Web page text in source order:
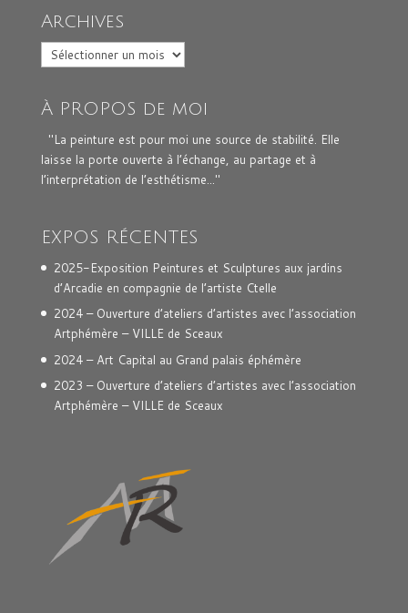
Archives
Archives
À PROPOS de moi
"La peinture est pour moi une source de stabilité. Elle
laisse la porte ouverte à l’échange, au partage et à
l’interprétation de l’esthétisme..."
EXPOS RÉCENTES
2025-Exposition Peintures et Sculptures aux jardins
d’Arcadie en compagnie de l’artiste Ctelle
2024 – Ouverture d’ateliers d’artistes avec l’association
Artphémère – VILLE de Sceaux
2024 – Art Capital au Grand palais éphémère
2023 – Ouverture d’ateliers d’artistes avec l’association
Artphémère – VILLE de Sceaux